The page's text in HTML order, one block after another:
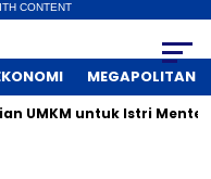
CONTENT
MEGAPOLITAN
UMKM untuk Istri